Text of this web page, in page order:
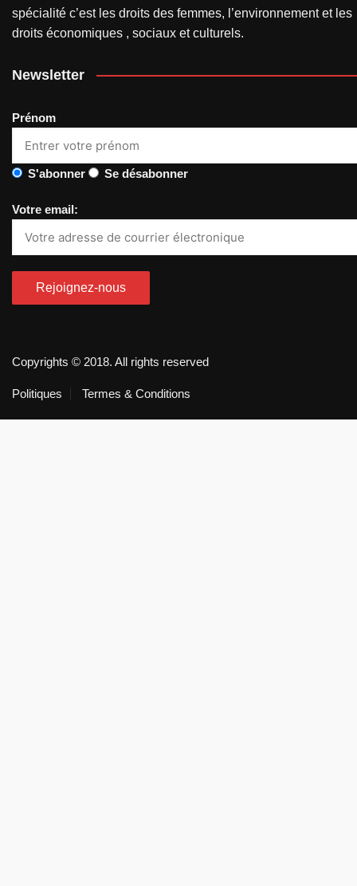
spécialité c’est les droits des femmes, l’environnement et les
droits économiques , sociaux et culturels.
Newsletter
Prénom
S'abonner Se désabonner
Votre email:
Copyrights © 2018. All rights reserved
Politiques Termes & Conditions